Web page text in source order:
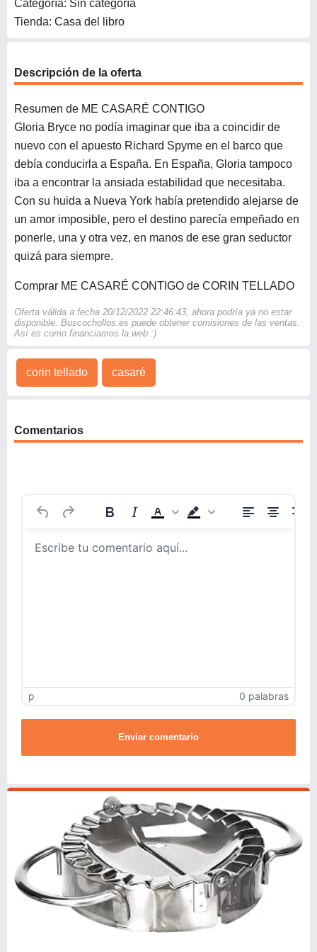
Categoría: Sin categoría
Tienda: Casa del libro
Descripción de la oferta
Resumen de ME CASARÉ CONTIGO
Gloria Bryce no podía imaginar que iba a coincidir de
nuevo con el apuesto Richard Spyme en el barco que
debía conducirla a España. En España, Gloria tampoco
iba a encontrar la ansiada estabilidad que necesitaba.
Con su huida a Nueva York había pretendido alejarse de
un amor imposible, pero el destino parecía empeñado en
ponerle, una y otra vez, en manos de ese gran seductor
quizá para siempre.
Comprar ME CASARÉ CONTIGO de CORIN TELLADO
Oferta válida a fecha 20/12/2022 22:46:43, ahora podría ya no estar
disponible. Buscochollos.es puede obtener comisiones de las ventas.
Así es como financiamos la web :)
corin tellado casaré
Comentarios
p 0 palabras
Enviar comentario